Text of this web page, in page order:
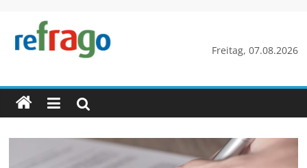
springen
Freitag, 07.08.2026
refrago
Rechtsfragen
online
verständlich
erklärt